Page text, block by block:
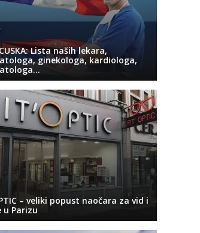
Lista naših lekara,
ginekologa, kardiologa,
– veliki popust naočara za vid i
u Parizu